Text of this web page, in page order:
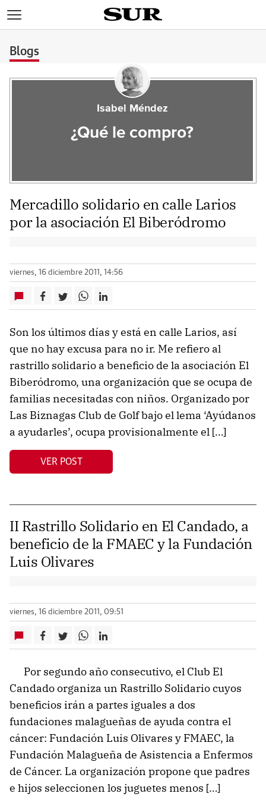
Blogs
Isabel Méndez
¿Qué le compro?
Mercadillo solidario en calle Larios
por la asociación El Biberódromo
viernes, 16 diciembre 2011, 14:56
Son los últimos días y está en calle Larios, así
que no hay excusa para no ir. Me refiero al
rastrillo solidario a beneficio de la asociación El
Biberódromo, una organización que se ocupa de
familias necesitadas con niños. Organizado por
Las Biznagas Club de Golf bajo el lema ‘Ayúdanos
a ayudarles’, ocupa provisionalmente el […]
VER POST
II Rastrillo Solidario en El Candado, a
beneficio de la FMAEC y la Fundación
Luis Olivares
viernes, 16 diciembre 2011, 09:51
Por segundo año consecutivo, el Club El
Candado organiza un Rastrillo Solidario cuyos
beneficios irán a partes iguales a dos
fundaciones malagueñas de ayuda contra el
cáncer: Fundación Luis Olivares y FMAEC, la
Fundación Malagueña de Asistencia a Enfermos
de Cáncer. La organización propone que padres
e hijos seleccionen los juguetes menos […]